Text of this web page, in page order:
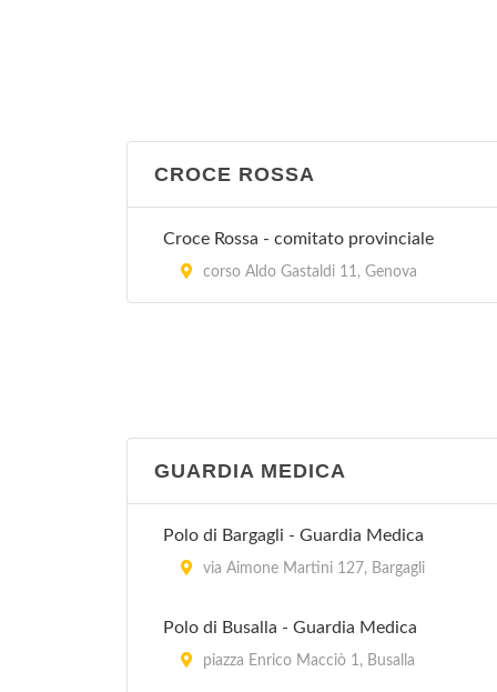
CROCE ROSSA
Croce Rossa - comitato provinciale
corso Aldo Gastaldi 11, Genova
GUARDIA MEDICA
Polo di Bargagli - Guardia Medica
via Aimone Martini 127, Bargagli
Polo di Busalla - Guardia Medica
piazza Enrico Macciò 1, Busalla